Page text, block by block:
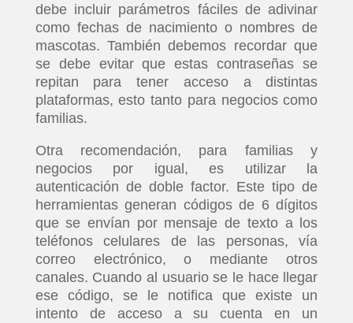
debe incluir parámetros fáciles de adivinar
como fechas de nacimiento o nombres de
mascotas. También debemos recordar que
se debe evitar que estas contraseñas se
repitan para tener acceso a distintas
plataformas, esto tanto para negocios como
familias.
Otra recomendación, para familias y
negocios por igual, es utilizar la
autenticación de doble factor. Este tipo de
herramientas generan códigos de 6 dígitos
que se envían por mensaje de texto a los
teléfonos celulares de las personas, vía
correo electrónico, o mediante otros
canales. Cuando al usuario se le hace llegar
ese código, se le notifica que existe un
intento de acceso a su cuenta en un